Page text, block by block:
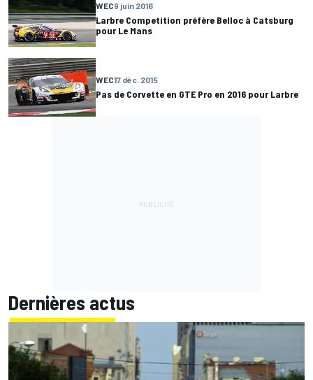
WEC9 juin 2016
Larbre Competition préfère Belloc à Catsburg
pour Le Mans
WEC17 déc. 2015
Pas de Corvette en GTE Pro en 2016 pour Larbre
Dernières actus